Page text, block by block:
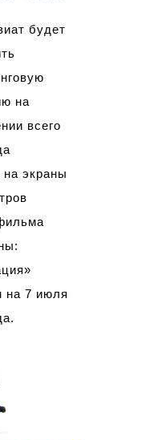
будет
на
всего
экраны
на 7 июля